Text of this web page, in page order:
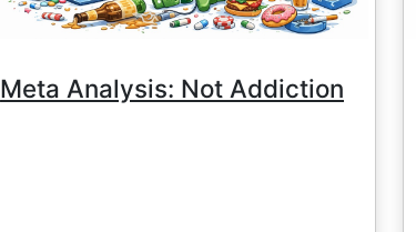
Meta Analysis: Not Addiction